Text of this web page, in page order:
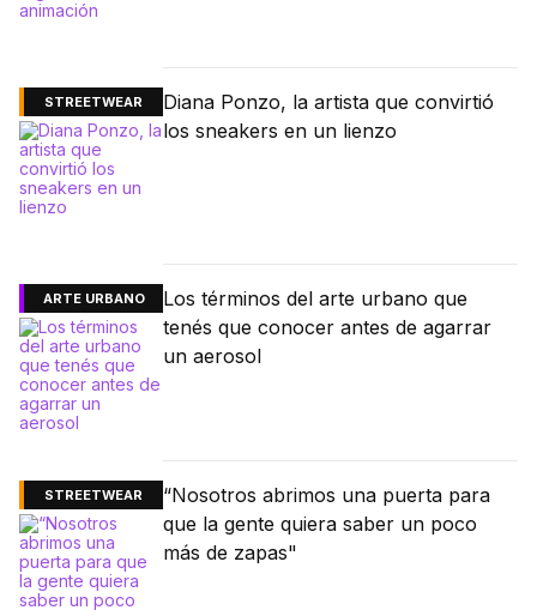
STREETWEAR
Diana Ponzo, la artista que convirtió
los sneakers en un lienzo
ARTE URBANO
Los términos del arte urbano que
tenés que conocer antes de agarrar
un aerosol
STREETWEAR
“Nosotros abrimos una puerta para
que la gente quiera saber un poco
más de zapas"